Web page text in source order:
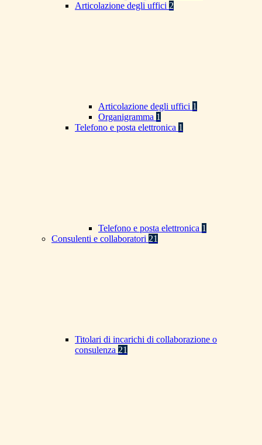
Articolazione degli uffici 2
Articolazione degli uffici 1
Organigramma 1
Telefono e posta elettronica 1
Telefono e posta elettronica 1
Consulenti e collaboratori 21
Titolari di incarichi di collaborazione o
consulenza 21